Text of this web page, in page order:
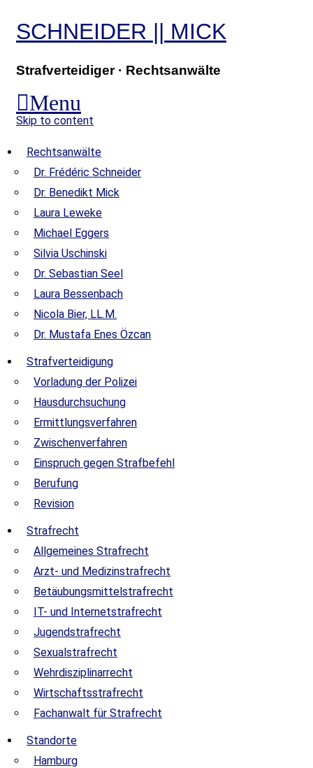
SCHNEIDER || MICK
Strafverteidiger · Rechtsanwälte
Menu
Skip to content
Rechtsanwälte
Dr. Frédéric Schneider
Dr. Benedikt Mick
Laura Leweke
Michael Eggers
Silvia Uschinski
Dr. Sebastian Seel
Laura Bessenbach
Nicola Bier, LL.M.
Dr. Mustafa Enes Özcan
Strafverteidigung
Vorladung der Polizei
Hausdurchsuchung
Ermittlungsverfahren
Zwischenverfahren
Einspruch gegen Strafbefehl
Berufung
Revision
Strafrecht
Allgemeines Strafrecht
Arzt- und Medizinstrafrecht
Betäubungsmittelstrafrecht
IT- und Internetstrafrecht
Jugendstrafrecht
Sexualstrafrecht
Wehrdisziplinarrecht
Wirtschaftsstrafrecht
Fachanwalt für Strafrecht
Standorte
Hamburg